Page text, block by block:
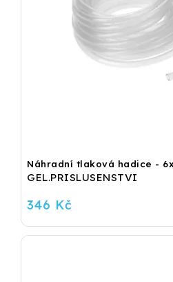
Náhradní tlaková hadice -
GEL.PRISLUSENSTVI
346 Kč